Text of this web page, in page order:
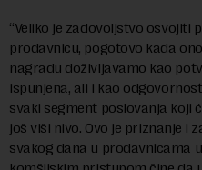
“Veliko je zadovoljstvo osvojiti
prodavnicu, pogotovo kada
nagradu doživljavamo kao
ispunjena, ali i kao
svaki segment poslovanja koji
još viši nivo. Ovo je priznanje i
svakog dana u prodavnicama